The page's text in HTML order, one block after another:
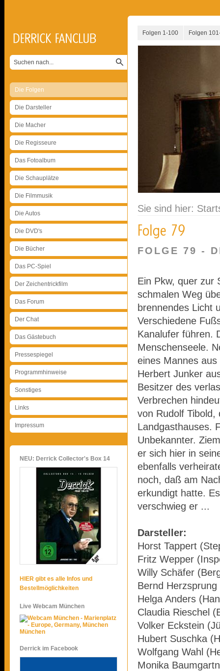
Die Folgen
Die Darsteller
Die Macher
Die Regisseure
Das Fotoalbum
Die Schauplätze
Die Filmmusik
Die Autos
Die DVD's
Die Bücher
Das PC-Spiel
Der Zeichentrickfilm
Das Forum
Der Chat
Das Gästebuch
Pressespiegel
Programmhinweise
Sonstiges
Links
Impressum
NEU: Derrick Collector's Box 14
HIER gibt es alle Infos und
Bestellmöglichkeiten
Live Webcam München
München
Derrick im Facebook
Folgen 1-100 Folgen
Sie sind hier:
FOLGE 79 -
Ein Pkw, quer zur
schmalen Weg
brennendes Licht
Verschiedene
Kanalufer führen.
Menschenseele.
eines Mannes
Herbert Junker
Besitzer des
Verbrechen
von Rudolf Tibold,
Landgasthauses.
Unbekannter.
er sich hier in
ebenfalls
noch, daß am
erkundigt hatte.
verschwieg er ...
Darsteller:
Horst Tappert
Fritz Wepper
Willy Schäfer
Bernd
Helga Anders
Claudia Rieschel
Volker Eckstein
Hubert Suschka
Wolfgang Wahl
Monika